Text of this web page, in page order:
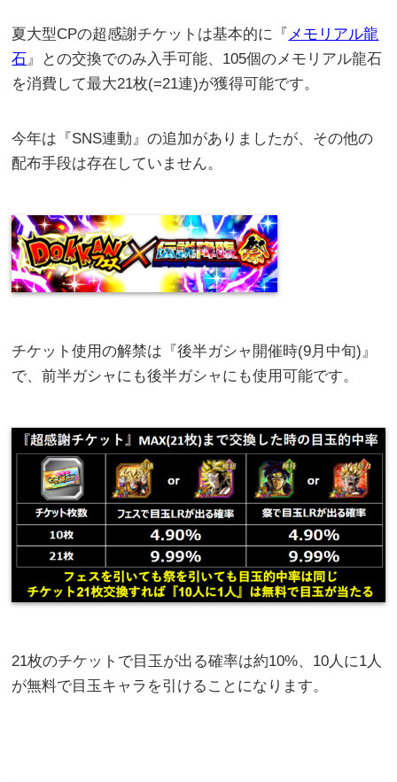
夏大型CPの超感謝チケットは基本的に『 メモリアル龍
石 』との交換でのみ入手可能、105個のメモリアル龍石
を消費して最大21枚(=21連)が獲得可能です。
今年は『SNS連動』の追加がありましたが、その他の
配布手段は存在していません。
チケット使用の解禁は『後半ガシャ開催時(9月中旬)』
で、前半ガシャにも後半ガシャにも使用可能です。
21枚のチケットで目玉が出る確率は約10%、10人に1人
が無料で目玉キャラを引けることになります。